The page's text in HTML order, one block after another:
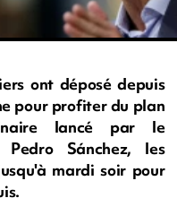
ont déposé depuis
pour profiter du plan
lancé par le
Pedro Sánchez, les
mardi soir pour